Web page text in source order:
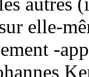
elle-
-